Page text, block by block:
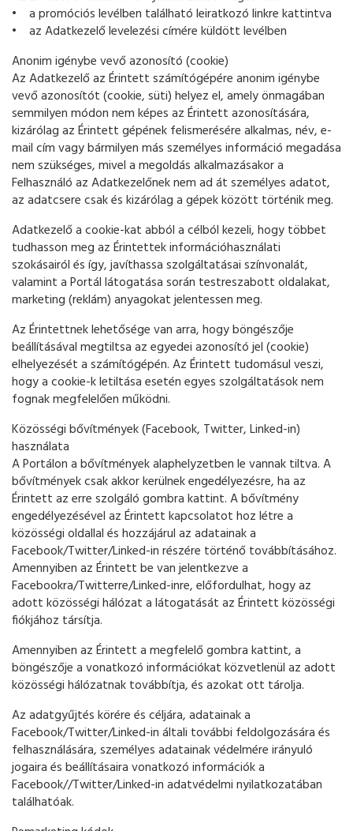
• a promóciós levélben található leiratkozó linkre kattintva
• az Adatkezelő levelezési címére küldött levélben
Anonim igénybe vevő azonosító (cookie)
Az Adatkezelő az Érintett számítógépére anonim igénybe
vevő azonosítót (cookie, süti) helyez el, amely önmagában
semmilyen módon nem képes az Érintett azonosítására,
kizárólag az Érintett gépének felismerésére alkalmas, név, e-
mail cím vagy bármilyen más személyes információ megadása
nem szükséges, mivel a megoldás alkalmazásakor a
Felhasználó az Adatkezelőnek nem ad át személyes adatot,
az adatcsere csak és kizárólag a gépek között történik meg.
Adatkezelő a cookie-kat abból a célból kezeli, hogy többet
tudhasson meg az Érintettek információhasználati
szokásairól és így, javíthassa szolgáltatásai színvonalát,
valamint a Portál látogatása során testreszabott oldalakat,
marketing (reklám) anyagokat jelentessen meg.
Az Érintettnek lehetősége van arra, hogy böngészője
beállításával megtiltsa az egyedei azonosító jel (cookie)
elhelyezését a számítógépén. Az Érintett tudomásul veszi,
hogy a cookie-k letiltása esetén egyes szolgáltatások nem
fognak megfelelően működni.
Közösségi bővítmények (Facebook, Twitter, Linked-in)
használata
A Portálon a bővítmények alaphelyzetben le vannak tiltva. A
bővítmények csak akkor kerülnek engedélyezésre, ha az
Érintett az erre szolgáló gombra kattint. A bővítmény
engedélyezésével az Érintett kapcsolatot hoz létre a
közösségi oldallal és hozzájárul az adatainak a
Facebook/Twitter/Linked-in részére történő továbbításához.
Amennyiben az Érintett be van jelentkezve a
Facebookra/Twitterre/Linked-inre, előfordulhat, hogy az
adott közösségi hálózat a látogatását az Érintett közösségi
fiókjához társítja.
Amennyiben az Érintett a megfelelő gombra kattint, a
böngészője a vonatkozó információkat közvetlenül az adott
közösségi hálózatnak továbbítja, és azokat ott tárolja.
Az adatgyűjtés körére és céljára, adatainak a
Facebook/Twitter/Linked-in általi további feldolgozására és
felhasználására, személyes adatainak védelmére irányuló
jogaira és beállításaira vonatkozó információk a
Facebook//Twitter/Linked-in adatvédelmi nyilatkozatában
találhatóak.